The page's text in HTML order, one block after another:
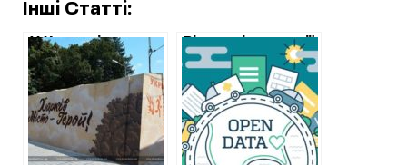
Інші Статті:
У Харкові уклали
договори на
встановлення ще
дев’яти зупинок-
укриттів
загальною
вартістю 7
Відкритість мерії
Харкова: після
звернення ХАЦ
опублікували дані
двох КП